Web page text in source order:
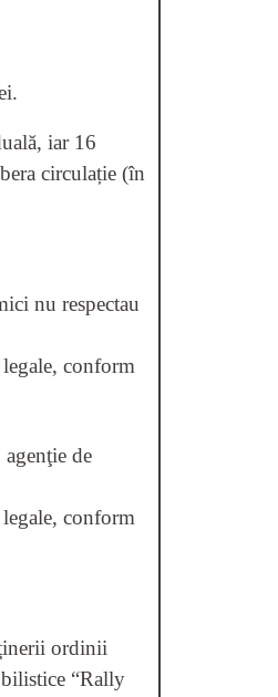
iar 16
circulație (în
nu respectau
conform
de
conform
ordinii
“Rally